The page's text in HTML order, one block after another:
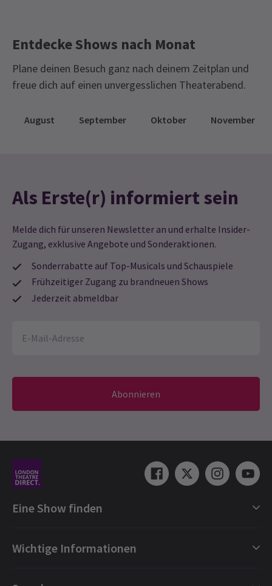
Entdecke Shows nach Monat
Plane deinen Besuch ganz nach deinem Zeitplan und
freue dich auf einen unvergesslichen Theaterabend.
August September Oktober November
Als Erste(r) informiert sein
Melde dich für unseren Newsletter an und erhalte Insider-
Zugang, exklusive Angebote und Sonderaktionen.
Sonderrabatte auf Top-Musicals und Schauspiele
Frühzeitiger Zugang zu brandneuen Shows
Jederzeit abmeldbar
Abonnieren
Eine Show finden
London Musicals
Wichtige Informationen